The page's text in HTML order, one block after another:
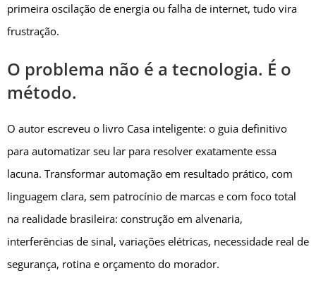
primeira oscilação de energia ou falha de internet, tudo vira
frustração.
O problema não é a tecnologia. É o
método.
O autor escreveu o livro Casa inteligente: o guia definitivo
para automatizar seu lar para resolver exatamente essa
lacuna. Transformar automação em resultado prático, com
linguagem clara, sem patrocínio de marcas e com foco total
na realidade brasileira: construção em alvenaria,
interferências de sinal, variações elétricas, necessidade real de
segurança, rotina e orçamento do morador.